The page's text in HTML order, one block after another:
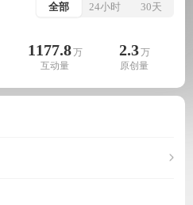
全部 24小时 30天
1177.8万
互动量
2.3万
原创量